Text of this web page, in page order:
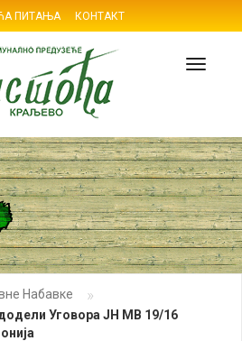
ПИТАЊА КОНТАКТ
Набавке »
Уговора ЈН МВ 19/16